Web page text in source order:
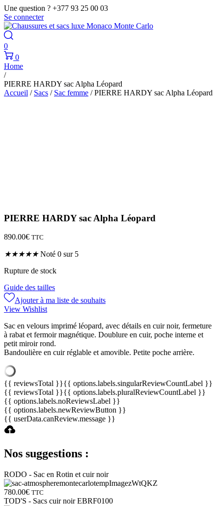
Une question ? +377 93 25 00 03
Se connecter
0
0
Home
/
PIERRE HARDY sac Alpha Léopard
Accueil / Sacs / Sac femme / PIERRE HARDY sac Alpha Léopard
PIERRE HARDY sac Alpha Léopard
890.00€ TTC
★★★★★ Noté 0 sur 5
Rupture de stock
Guide des tailles
Ajouter à ma liste de souhaits
View Wishlist
Sac en velours imprimé léopard, avec détails en cuir noir, fermeture
à rabat et fermoir magnétique. Doublure en cuir, poche interne et
petit miroir rond.
Bandoulière en cuir réglable et amovible. Petite poche arrière.
{{ reviewsTotal }}{{ options.labels.singularReviewCountLabel }}
{{ reviewsTotal }}{{ options.labels.pluralReviewCountLabel }}
{{ options.labels.noReviewsLabel }}
{{ options.labels.newReviewButton }}
{{ userData.canReview.message }}
Nos suggestions :
RODO - Sac en Rotin et cuir noir
780.00€ TTC
TOD'S - Sacs cuir noir EBRF0100